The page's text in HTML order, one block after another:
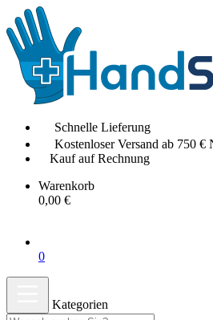
Schnelle Lieferung
Kostenloser Versand ab 750 €
Kauf auf Rechnung
Warenkorb
0,00 €
0
Kategorien